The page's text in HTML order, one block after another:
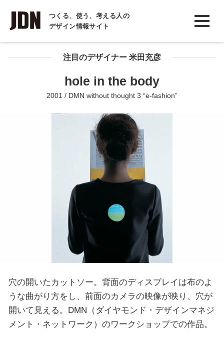
つくる、使う、考える人の
デザイン情報サイト
INTERVIEW
インタビュー
REPORT
COLUMN
注目のデザイナー 米田充彦
hole in the body
2001 / DMN without thought 3 “e-fashion”
穴の開いたカットソー。背面のディスプレイは布のよ
うな曲がり方をし、前面のカメラの映像が映り、穴が
開いて見える。DMN（ダイヤモンド・デザインマネジ
メント・ネットワーク）のワークショップでの作品。